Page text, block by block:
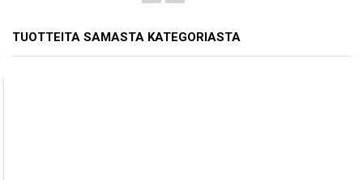
TUOTTEITA SAMASTA KATEGORIASTA